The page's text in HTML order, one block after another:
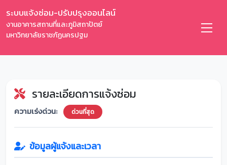
ระบบแจ้งซ่อม-ปรับปรุงออนไลน์
งานอาคารสถานที่และภูมิสถาปัตย์
มหาวิทยาลัยราชภัฏนครปฐม
รายละเอียดการแจ้งซ่อม
ความเร่งด่วน: ด่วนที่สุด
ข้อมูลผู้แจ้งและเวลา